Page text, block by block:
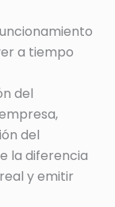
a tiempo
del
del
la diferencia
y emitir